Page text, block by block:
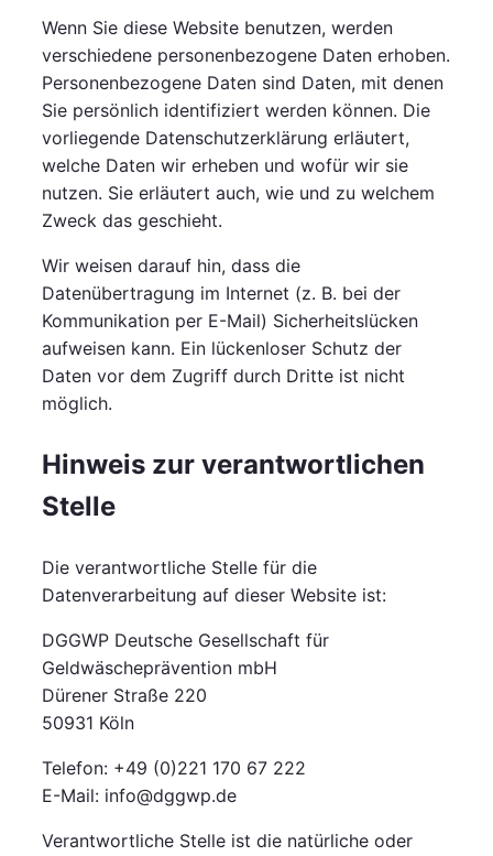
Wenn Sie diese Website benutzen, werden
verschiedene personenbezogene Daten erhoben.
Personenbezogene Daten sind Daten, mit denen
Sie persönlich identifiziert werden können. Die
vorliegende Datenschutzerklärung erläutert,
welche Daten wir erheben und wofür wir sie
nutzen. Sie erläutert auch, wie und zu welchem
Zweck das geschieht.
Wir weisen darauf hin, dass die
Datenübertragung im Internet (z. B. bei der
Kommunikation per E-Mail) Sicherheitslücken
aufweisen kann. Ein lückenloser Schutz der
Daten vor dem Zugriff durch Dritte ist nicht
möglich.
Hinweis zur verantwortlichen
Stelle
Die verantwortliche Stelle für die
Datenverarbeitung auf dieser Website ist:
DGGWP Deutsche Gesellschaft für
Geldwäscheprävention mbH
Dürener Straße 220
50931 Köln
Telefon: +49 (0)221 170 67 222
E-Mail: info@dggwp.de
Verantwortliche Stelle ist die natürliche oder